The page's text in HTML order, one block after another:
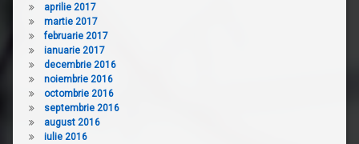
aprilie 2017
martie 2017
februarie 2017
ianuarie 2017
decembrie 2016
noiembrie 2016
octombrie 2016
septembrie 2016
august 2016
iulie 2016